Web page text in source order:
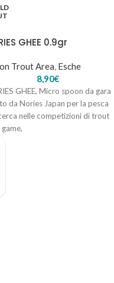
– IT22-PI
GHEE 0.9gr
Trout Area, Esche
8,90€
GHEE, Micro spoon da gara
da Nories Japan per la pesca
nelle competizioni di trout
game,
/ 20mm
/ 23mm